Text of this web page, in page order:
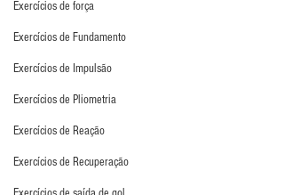
Exercícios de força
Exercícios de Fundamento
Exercícios de Impulsão
Exercícios de Pliometria
Exercícios de Reação
Exercícios de Recuperação